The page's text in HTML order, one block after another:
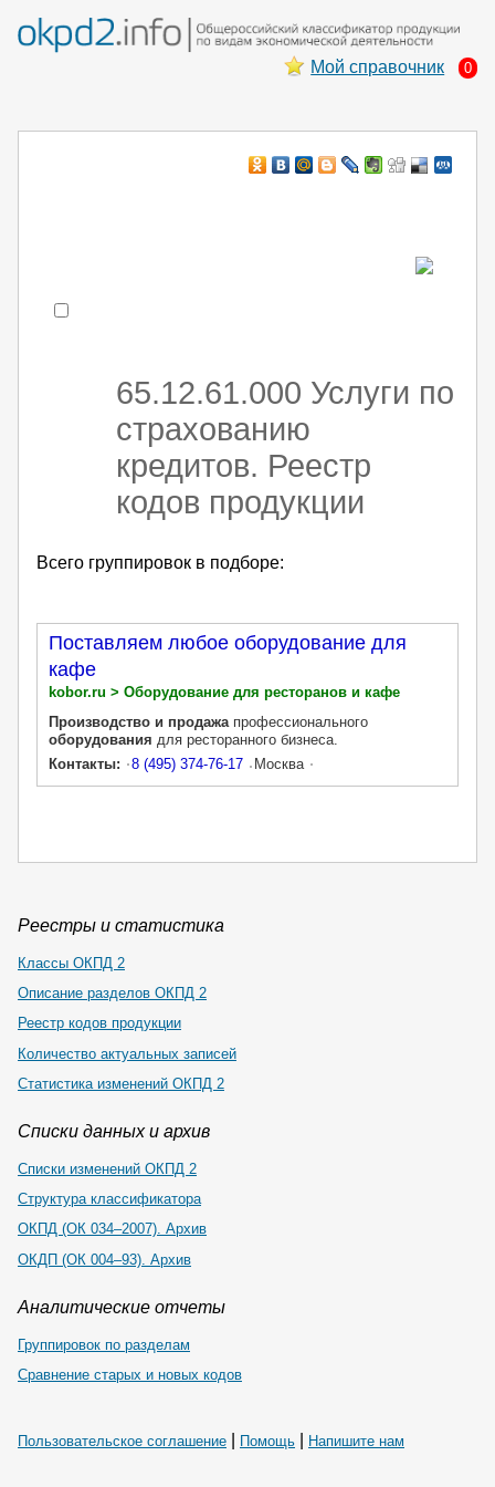
Мой справочник 0
65.12.61.000 Услуги по
страхованию
кредитов. Реестр
кодов продукции
Всего группировок в подборе:
Поставляем любое оборудование для
кафе
kobor.ru > Оборудование для ресторанов и кафе
Производство и продажа профессионального
оборудования для ресторанного бизнеса.
Контакты:
8 (495) 374-76-17 Москва
Реестры и статистика
Классы ОКПД 2
Описание разделов ОКПД 2
Реестр кодов продукции
Количество актуальных записей
Статистика изменений ОКПД 2
Списки данных и архив
Списки изменений ОКПД 2
Структура классификатора
ОКПД (ОК 034–2007). Архив
ОКДП (ОК 004–93). Архив
Аналитические отчеты
Группировок по разделам
Сравнение старых и новых кодов
Пользовательское соглашение Помощь Напишите нам